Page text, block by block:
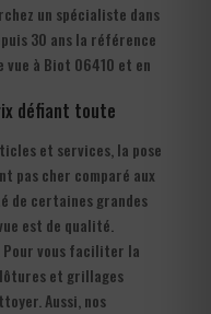
un spécialiste dans
30 ans la référence
vue à Biot 06410 et en
défiant toute
et services, la pose
pas cher comparé aux
de certaines grandes
est de qualité.
vous faciliter la
et grillages
Aussi, nos